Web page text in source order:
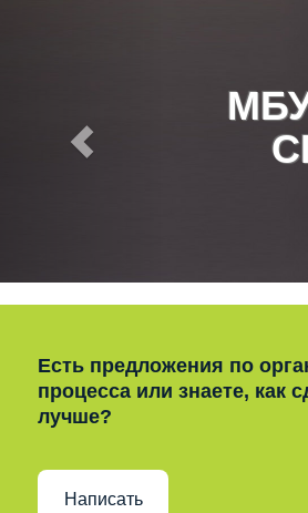
Есть предложения по
процесса или знаете, как
лучше?
Написать